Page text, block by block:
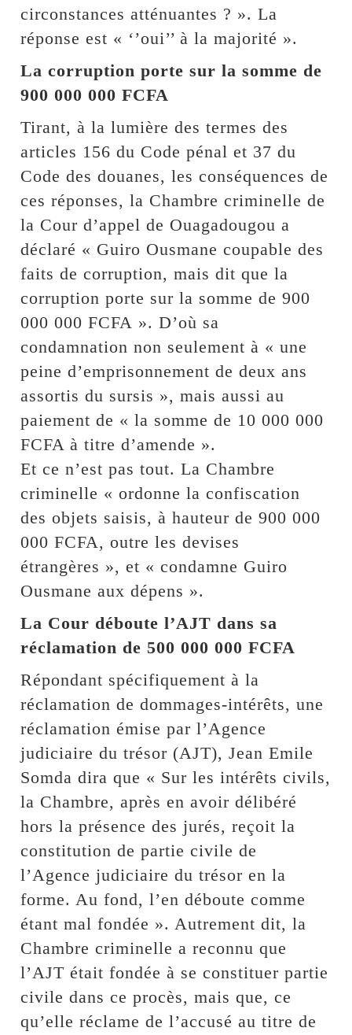
circonstances atténuantes ? ». La
réponse est « ‘’oui’’ à la majorité ».
La corruption porte sur la somme de
900 000 000 FCFA
Tirant, à la lumière des termes des
articles 156 du Code pénal et 37 du
Code des douanes, les conséquences de
ces réponses, la Chambre criminelle de
la Cour d’appel de Ouagadougou a
déclaré « Guiro Ousmane coupable des
faits de corruption, mais dit que la
corruption porte sur la somme de 900
000 000 FCFA ». D’où sa
condamnation non seulement à « une
peine d’emprisonnement de deux ans
assortis du sursis », mais aussi au
paiement de « la somme de 10 000 000
FCFA à titre d’amende ».
Et ce n’est pas tout. La Chambre
criminelle « ordonne la confiscation
des objets saisis, à hauteur de 900 000
000 FCFA, outre les devises
étrangères », et « condamne Guiro
Ousmane aux dépens ».
La Cour déboute l’AJT dans sa
réclamation de 500 000 000 FCFA
Répondant spécifiquement à la
réclamation de dommages-intérêts, une
réclamation émise par l’Agence
judiciaire du trésor (AJT), Jean Emile
Somda dira que « Sur les intérêts civils,
la Chambre, après en avoir délibéré
hors la présence des jurés, reçoit la
constitution de partie civile de
l’Agence judiciaire du trésor en la
forme. Au fond, l’en déboute comme
étant mal fondée ». Autrement dit, la
Chambre criminelle a reconnu que
l’AJT était fondée à se constituer partie
civile dans ce procès, mais que, ce
qu’elle réclame de l’accusé au titre de